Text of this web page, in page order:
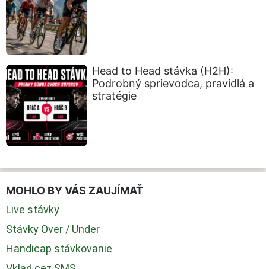
Head to Head stávka (H2H):
Podrobný sprievodca, pravidlá a
stratégie
MOHLO BY VÁS ZAUJÍMAŤ
Live stávky
Stávky Over / Under
Handicap stávkovanie